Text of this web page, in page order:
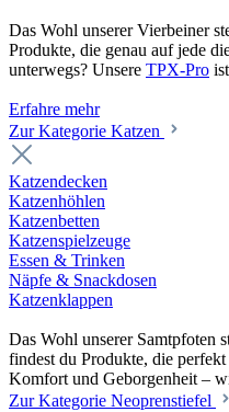
Das Wohl unserer Vierbeiner
Produkte, die genau auf jede
unterwegs? Unsere TPX-Pro
Erfahre mehr
Zur Kategorie Katzen
Katzendecken
Katzenhöhlen
Katzenbetten
Katzenspielzeuge
Essen & Trinken
Näpfe & Snackdosen
Katzenklappen
Das Wohl unserer Samtpfoten
findest du Produkte, die
Komfort und Geborgenheit –
Zur Kategorie Neoprenstiefel